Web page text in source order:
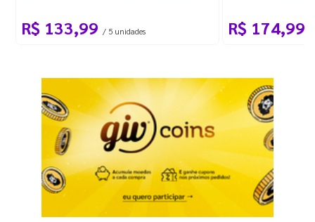
R$ 133,99 / 5 unidades R$ 174,99